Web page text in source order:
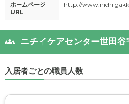
ホームページ
URL
http://
ニチイケアセンター世田谷
入居者ごとの職員人数